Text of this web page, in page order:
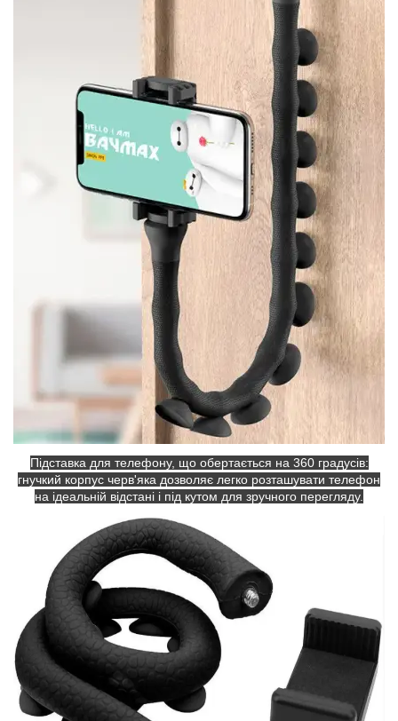
Підставка для телефону, що обертається на 360 градусів:
гнучкий корпус черв'яка дозволяє легко розташувати телефон
на ідеальній відстані і під кутом для зручного перегляду.